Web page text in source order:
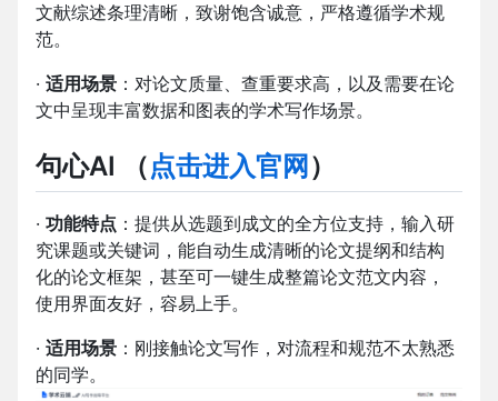
文献综述条理清晰，致谢饱含诚意，严格遵循学术规
范。
· 适用场景 ：对论文质量、查重要求高，以及需要在论
文中呈现丰富数据和图表的学术写作场景。
句心AI （点击进入官网 ）
· 功能特点 ：提供从选题到成文的全方位支持，输入研
究课题或关键词，能自动生成清晰的论文提纲和结构
化的论文框架，甚至可一键生成整篇论文范文内容，
使用界面友好，容易上手。
· 适用场景 ：刚接触论文写作，对流程和规范不太熟悉
的同学。